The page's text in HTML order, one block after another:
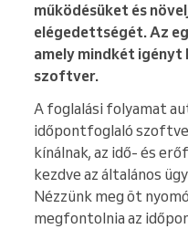
működésüket és
elégedettségét. Az
amely mindkét
szoftver.
A foglalási folyamat
időpontfoglaló
kínálnak, az idő- és
kezdve az általános
Nézzünk meg öt
megfontolnia az